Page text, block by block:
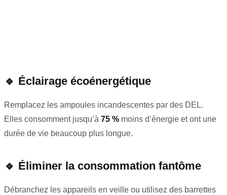
🔹 Éclairage écoénergétique
Remplacez les ampoules incandescentes par des DEL.
Elles consomment jusqu’à 75 % moins d’énergie et ont une
durée de vie beaucoup plus longue.
🔹 Éliminer la consommation fantôme
Débranchez les appareils en veille ou utilisez des barrettes